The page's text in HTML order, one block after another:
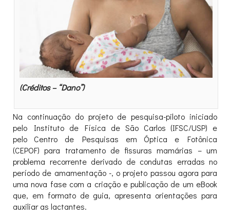
(Créditos – “Dano”)
Na continuação do projeto de pesquisa-piloto iniciado
pelo Instituto de Física de São Carlos (IFSC/USP) e
pelo Centro de Pesquisas em Óptica e Fotônica
(CEPOF) para tratamento de fissuras mamárias – um
problema recorrente derivado de condutas erradas no
período de amamentação -, o projeto passou agora para
uma nova fase com a criação e publicação de um eBook
que, em formato de guia, apresenta orientações para
auxiliar as lactantes.